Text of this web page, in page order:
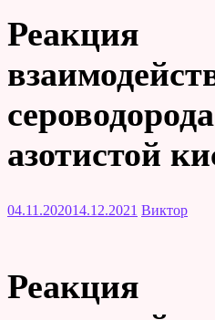
Реакция
азотистой
04.11.202014.12.2021 Виктор
Реакция